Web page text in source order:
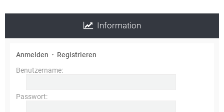
Information
Anmelden • Registrieren
Benutzername:
Passwort: